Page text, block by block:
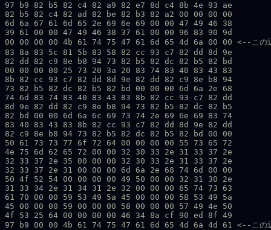
97 b9 82 b5 82 c4 82 a9 82 e7 8d c4 8b 4e 93 ae
82 b5 82 c4 82 ad 82 be 82 b3 82 a2 00 00 00 00
6d 6a 67 61 6d 65 2e 69 6e 69 00 00 47 49 46 38
39 61 00 00 47 49 46 38 37 61 00 00 96 83 90 9d
00 00 00 00 4b 61 74 75 47 61 6d 65 4d 6a 00 00 <--この
83 8a 83 5c 81 5b 83 58 82 cc 93 c7 82 dd 8d 9e
82 dd 82 c9 8e b8 94 73 82 b5 82 dc 82 b5 82 bd
00 00 00 00 25 73 20 3a 20 83 74 83 40 83 43 83
8b 82 cc 93 c7 82 dd 8d 9e 82 dd 82 c9 8e b8 94
73 82 b5 82 dc 82 b5 82 bd 00 00 00 6d 6a 2e 68
74 6d 83 74 83 40 83 43 83 8b 82 cc 93 c7 82 dd
8d 9e 82 dd 82 c9 8e b8 94 73 82 b5 82 dc 82 b5
82 bd 00 00 6d 6a 6c 69 73 74 2e 69 6e 69 83 74
83 40 83 43 83 8b 82 cc 93 c7 82 dd 8d 9e 82 dd
82 c9 8e b8 94 73 82 b5 82 dc 82 b5 82 bd 00 00
50 61 73 73 77 6f 72 64 00 00 00 00 55 73 65 72
4e 75 6d 62 65 72 00 00 32 30 33 2e 31 33 37 2e
32 33 37 2e 35 00 00 00 32 30 33 2e 31 33 37 2e
32 33 37 2e 31 00 00 00 6d 6a 2e 68 74 6d 00 00
50 4f 52 54 00 00 00 00 49 50 00 00 32 31 30 2e
31 33 34 2e 31 34 31 2e 32 00 00 00 65 74 73 63
61 70 00 00 59 53 49 5a 45 00 00 00 58 53 49 5a
45 00 00 00 59 00 00 00 58 00 00 00 57 49 4e 50
4f 53 25 64 00 00 00 00 46 34 8a cf 90 ed 8f 49
97 b9 00 00 4b 61 74 75 47 61 6d 65 4d 6a 4d 61 <--この